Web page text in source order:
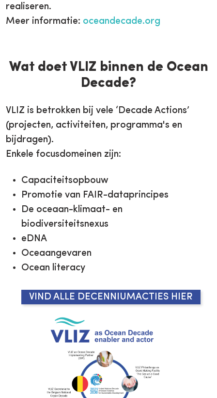
realiseren.
Meer informatie: oceandecade.org
Wat doet VLIZ binnen de Ocean
Decade?
VLIZ is betrokken bij vele ‘Decade Actions’
(projecten, activiteiten, programma's en
bijdragen).
Enkele focusdomeinen zijn:
Capaciteitsopbouw
Promotie van FAIR-dataprincipes
De oceaan-klimaat- en
biodiversiteitsnexus
eDNA
Oceaangevaren
Ocean literacy
VIND ALLE DECENNIUMACTIES HIER